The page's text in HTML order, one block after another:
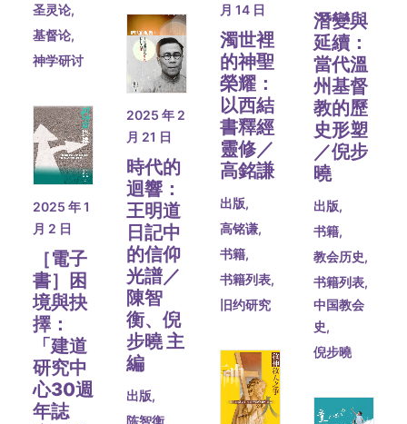
圣灵论,
基督论,
神学研讨
潛變與
延續：
當代溫
州基督
教的歷
史形塑
／倪步
曉
出版,
书籍,
教会历史,
书籍列表,
中国教会
史,
倪步曉
月 14 日
濁世裡
的神聖
榮耀：
以西結
書釋經
靈修／
高銘謙
出版,
高铭谦,
书籍,
书籍列表,
旧约研究
2025 年 2
月 21 日
時代的
迴響：
王明道
日記中
的信仰
光譜／
陳智
衡、倪
步曉 主
編
出版,
陈智衡,
2025 年 1
月 2 日
［電子
書］困
境與抉
擇：
「建道
研究中
心30週
年誌